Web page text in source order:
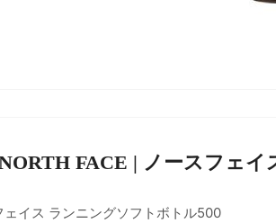
FACE | ノースフェイ
ェイス ランニングソフトボトル500